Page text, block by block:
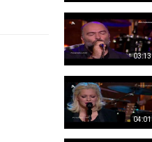
03:13
04:01